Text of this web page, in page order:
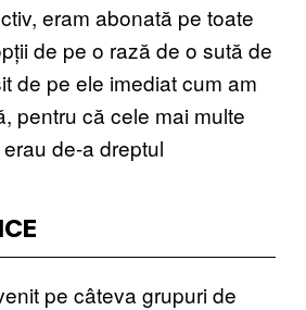
eram abonată pe toate
de pe o rază de o sută de
de pe ele imediat cum am
pentru că cele mai multe
de-a dreptul
pe câteva grupuri de